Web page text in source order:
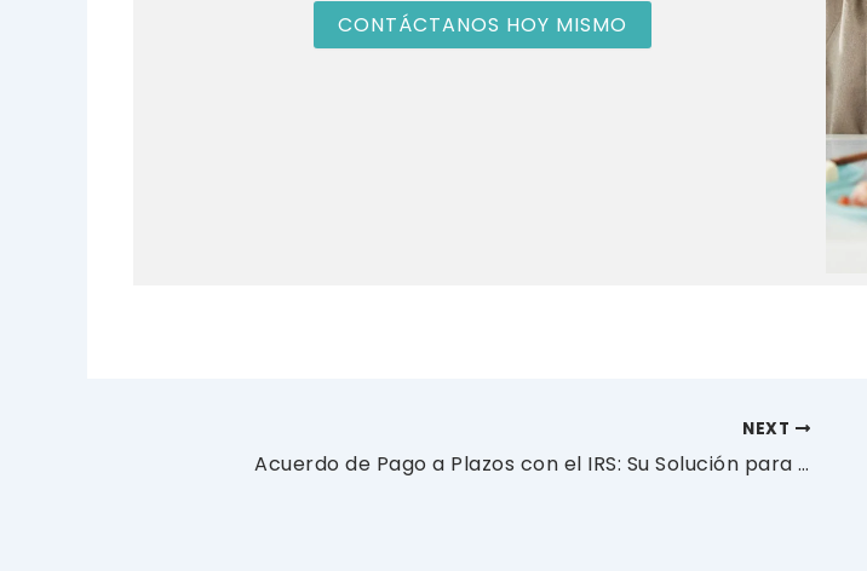
CONTÁCTANOS HOY MISMO
NEXT
Acuerdo de Pago a Plazos con el IRS: Su Solución para las Deudas de Impuestos